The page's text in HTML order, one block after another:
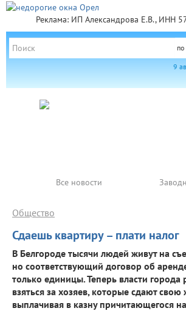
Реклама: ИП Александрова Е.В., ИНН
по
9
Все новости
Сдаешь квартиру – плати налог
Общество
В Белгороде тысячи людей живут на
но соответствующий договор об
только единицы. Теперь власти города
взяться за хозяев, которые сдают
выплачивая в казну причитающегося